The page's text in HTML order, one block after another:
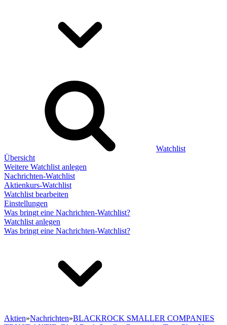
Watchlist
Übersicht
Weitere Watchlist anlegen
Nachrichten-Watchlist
Aktienkurs-Watchlist
Watchlist bearbeiten
Einstellungen
Was bringt eine Nachrichten-Watchlist?
Watchlist anlegen
Was bringt eine Nachrichten-Watchlist?
Aktien»Nachrichten»BLACKROCK SMALLER COMPANIES